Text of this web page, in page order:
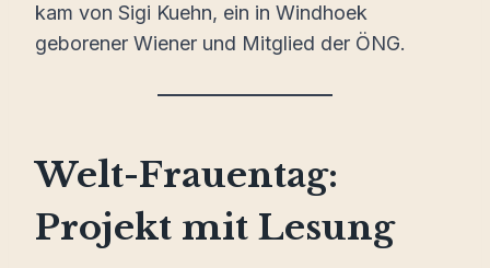
kam von Sigi Kuehn, ein in Windhoek
geborener Wiener und Mitglied der ÖNG.
Welt-Frauentag:
Projekt mit Lesung